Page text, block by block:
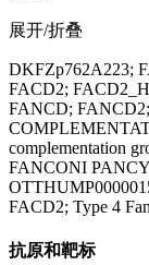
展开/折叠
DKFZp762A223;
FACD2;
FANCD;
complementation
FANCONI
FACD2; Type 4
抗原和靶标